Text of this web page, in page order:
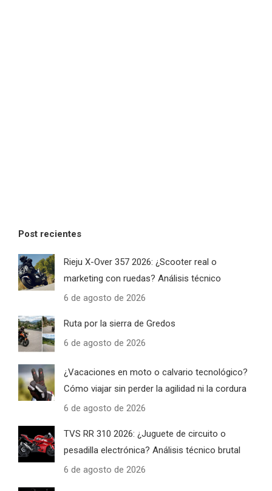
Post recientes
Rieju X-Over 357 2026: ¿Scooter real o
marketing con ruedas? Análisis técnico
6 de agosto de 2026
Ruta por la sierra de Gredos
6 de agosto de 2026
¿Vacaciones en moto o calvario tecnológico?
Cómo viajar sin perder la agilidad ni la cordura
6 de agosto de 2026
TVS RR 310 2026: ¿Juguete de circuito o
pesadilla electrónica? Análisis técnico brutal
6 de agosto de 2026